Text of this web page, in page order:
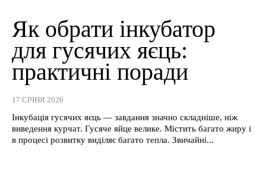
Як обрати інкубатор
для гусячих яєць:
практичні поради
17 СІЧНЯ 2026
Інкубація гусячих яєць — завдання значно складніше, ніж
виведення курчат. Гусяче яйце велике. Містить багато жиру і
в процесі розвитку виділяє багато тепла. Звичайні...